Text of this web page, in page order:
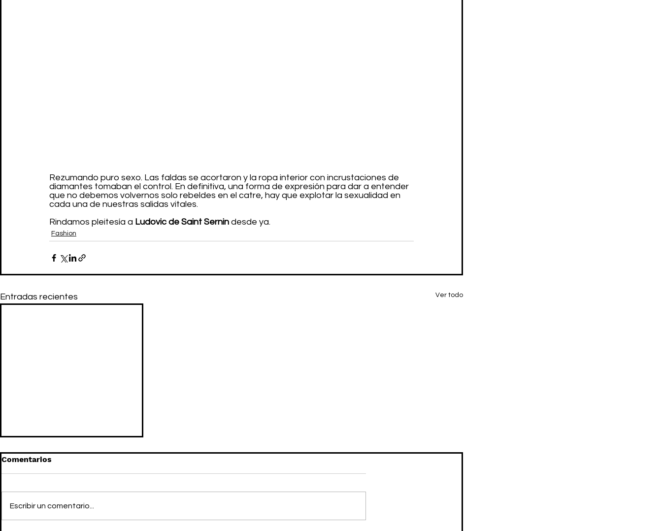
Rezumando puro sexo. Las faldas se acortaron y la ropa interior con incrustaciones de
diamantes tomaban el control. En definitiva, una forma de expresión para dar a entender
que no debemos volvernos solo rebeldes en el catre, hay que explotar la sexualidad en
cada una de nuestras salidas vitales.
Rindamos pleitesía a Ludovic de Saint Sernin desde ya.
Fashion
Entradas recientes Ver todo
Comentarios
Escribir un comentario...